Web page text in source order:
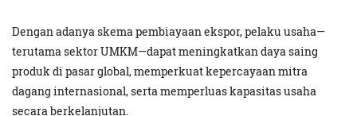
Dengan adanya skema pembiayaan ekspor, pelaku usaha—
terutama sektor UMKM—dapat meningkatkan daya saing
produk di pasar global, memperkuat kepercayaan mitra
dagang internasional, serta memperluas kapasitas usaha
secara berkelanjutan.